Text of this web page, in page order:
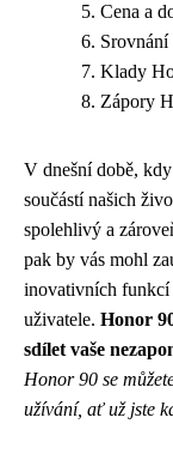
Cena a
Klady
Zápory
V dnešní době,
součástí našich
spolehlivý a
pak by vás mohl
inovativních funkcí
uživatele. Honor
sdílet vaše
Honor 90 se
užívání, ať už jste